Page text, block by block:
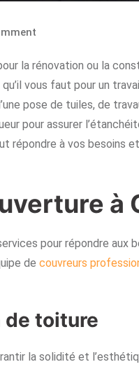
la rénovation ou la
vous faut pour un
pose de tuiles, de
pour assurer
répondre à vos besoins
à
pour répondre aux
de couvreurs
de toiture
la solidité et